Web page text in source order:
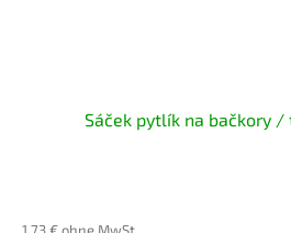
Sáček pytlík na bačkory /